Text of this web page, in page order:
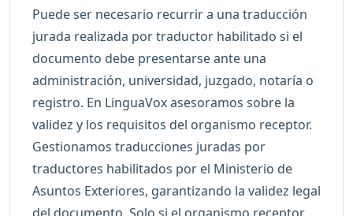
Puede ser necesario recurrir a una traducción
jurada realizada por traductor habilitado si el
documento debe presentarse ante una
administración, universidad, juzgado, notaría o
registro. En LinguaVox asesoramos sobre la
validez y los requisitos del organismo receptor.
Gestionamos traducciones juradas por
traductores habilitados por el Ministerio de
Asuntos Exteriores, garantizando la validez legal